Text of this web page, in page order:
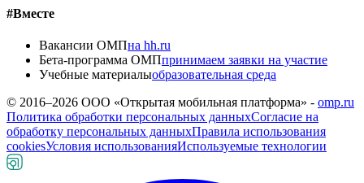
#Вместе
Вакансии ОМПна hh.ru
Бета-программа ОМПпринимаем заявки на участие
Учебные материалыобразовательная среда
© 2016–2026 ООО «Открытая мобильная платформа» - omp.ru
Политика обработки персональных данныхСогласие на
обработку персональных данныхПравила использования
cookiesУсловия использованияИспользуемые технологии